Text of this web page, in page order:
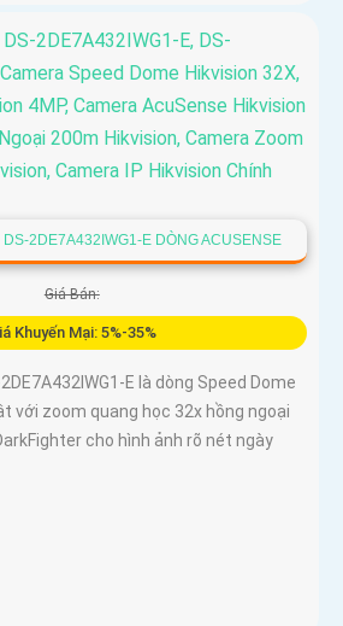
2DE7A432IWG1-E DÒNG ACUSENSE
Giá Bán:
Khuyến Mại: 5%-35%
E là dòng Speed Dome
với zoom quang học 32x hồng ngoại
cho hình ảnh rõ nét ngày